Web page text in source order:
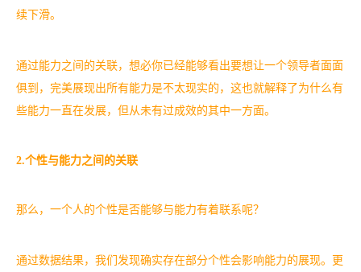
续下滑。
通过能力之间的关联，想必你已经能够看出要想让一个领导者面面
俱到，完美展现出所有能力是不太现实的，这也就解释了为什么有
些能力一直在发展，但从未有过成效的其中一方面。
2.个性与能力之间的关联
那么，一个人的个性是否能够与能力有着联系呢？
通过数据结果，我们发现确实存在部分个性会影响能力的展现。更